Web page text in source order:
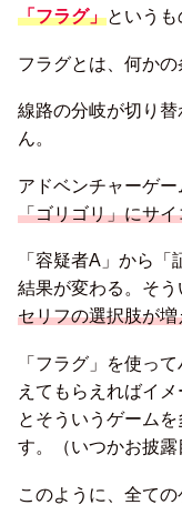
「フラグ」というも
フラグとは、何かの
線路の分岐が切り
ん。
アドベンチャーゲ
「ゴリゴリ」にサ
「容疑者A」から
結果が変わる。そう
セリフの選択肢が
「フラグ」を使っ
えてもらえればイ
とそういうゲーム
す。（いつかお披露
このように、全て